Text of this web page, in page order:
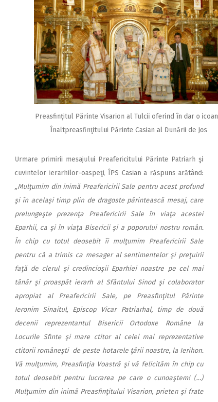
Preasfinţitul Părinte Visarion al Tulcii oferind în dar o
Înaltpreasfinţitului Părinte Casian al Dunării de Jos
Urmare primirii mesajului Preafericitului Părinte Patriarh şi
cuvintelor ierarhilor-oaspeţi, ÎPS Casian a răspuns arătând:
„Mulţumim din inimă Preafericirii Sale pentru acest profund
şi în acelaşi timp plin de dragoste părintească mesaj, care
prelungeşte prezenţa Preafericirii Sale în viaţa acestei
Eparhii, ca şi în viaţa Bisericii şi a poporului nostru român.
În chip cu totul deosebit îi mulţumim Preafericirii Sale
pentru că a trimis ca mesager al sentimentelor şi preţuirii
faţă de clerul şi credincioşii Eparhiei noastre pe cel mai
tânăr şi proaspăt ierarh al Sfântului Sinod şi colaborator
apropiat al Preafericirii Sale, pe Preasfinţitul Părinte
Ieronim Sinaitul, Episcop Vicar Patriarhal, timp de două
decenii reprezentantul Bisericii Ortodoxe Române la
Locurile Sfinte şi mare ctitor al celei mai reprezentative
ctitorii româneşti de peste hotarele ţării noastre, la Ierihon.
Vă mulţumim, Preasfinţia Voastră şi vă felicităm în chip cu
totul deosebit pentru lucrarea pe care o cunoaştem! (…)
Mulţumim din inimă Preasfinţitului Visarion, prieten şi frate